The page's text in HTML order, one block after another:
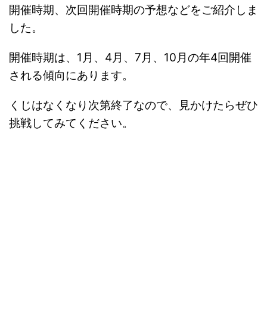
開催時期、次回開催時期の予想などをご紹介しま
した。
開催時期は、1月、4月、7月、10月の年4回開催
される傾向にあります。
くじはなくなり次第終了なので、見かけたらぜひ
挑戦してみてください。